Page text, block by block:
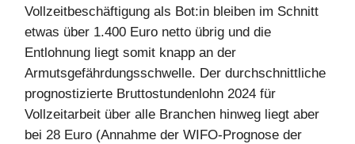
Vollzeitbeschäftigung als Bot:in bleiben im Schnitt
etwas über 1.400 Euro netto übrig und die
Entlohnung liegt somit knapp an der
Armutsgefährdungsschwelle. Der durchschnittliche
prognostizierte Bruttostundenlohn 2024 für
Vollzeitarbeit über alle Branchen hinweg liegt aber
bei 28 Euro (Annahme der WIFO-Prognose der